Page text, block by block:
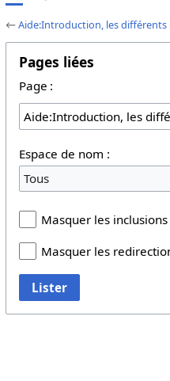
←Aide:Introduction, les différents
Pages liées
Page :
Espace de nom :
Tous
Masquer les inclusions
Masquer les
Lister